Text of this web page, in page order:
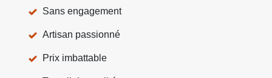
Sans engagement
Artisan passionné
Prix imbattable